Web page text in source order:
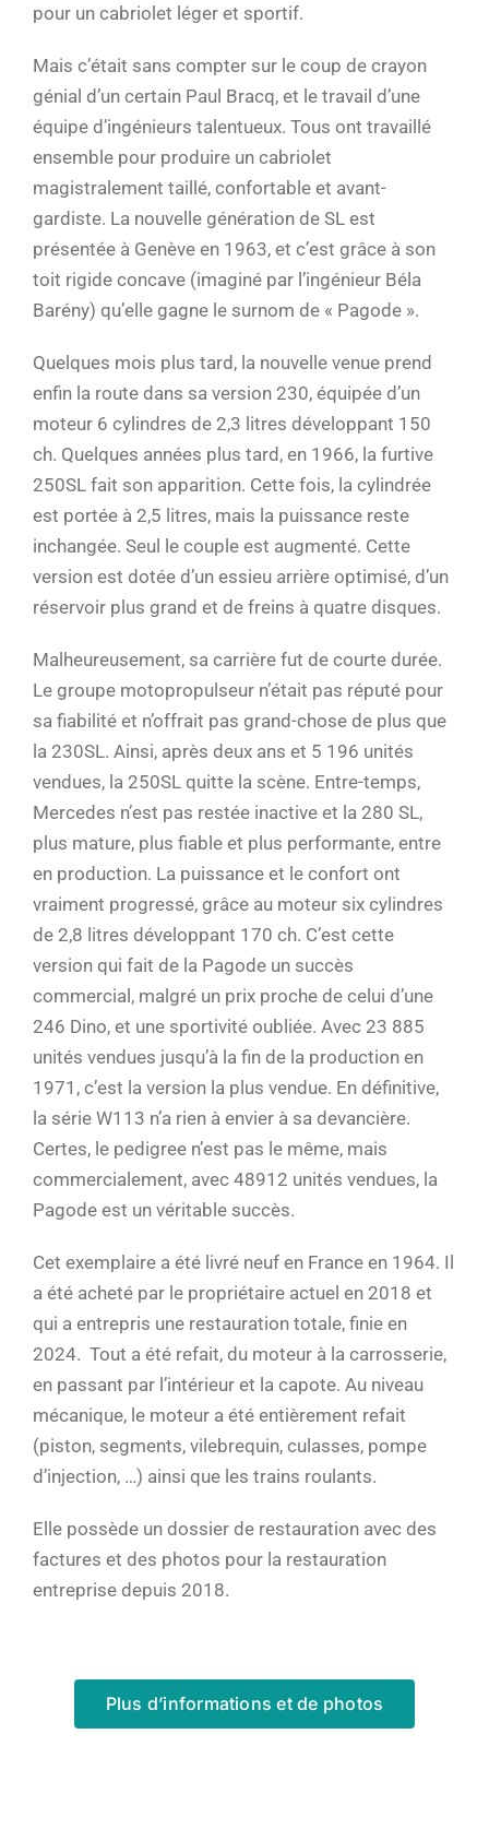
pour un cabriolet léger et sportif.
Mais c’était sans compter sur le coup de crayon
génial d’un certain Paul Bracq, et le travail d’une
équipe d’ingénieurs talentueux. Tous ont travaillé
ensemble pour produire un cabriolet
magistralement taillé, confortable et avant-
gardiste. La nouvelle génération de SL est
présentée à Genève en 1963, et c’est grâce à son
toit rigide concave (imaginé par l’ingénieur Béla
Barény) qu’elle gagne le surnom de « Pagode ».
Quelques mois plus tard, la nouvelle venue prend
enfin la route dans sa version 230, équipée d’un
moteur 6 cylindres de 2,3 litres développant 150
ch. Quelques années plus tard, en 1966, la furtive
250SL fait son apparition. Cette fois, la cylindrée
est portée à 2,5 litres, mais la puissance reste
inchangée. Seul le couple est augmenté. Cette
version est dotée d’un essieu arrière optimisé, d’un
réservoir plus grand et de freins à quatre disques.
Malheureusement, sa carrière fut de courte durée.
Le groupe motopropulseur n’était pas réputé pour
sa fiabilité et n’offrait pas grand-chose de plus que
la 230SL. Ainsi, après deux ans et 5 196 unités
vendues, la 250SL quitte la scène. Entre-temps,
Mercedes n’est pas restée inactive et la 280 SL,
plus mature, plus fiable et plus performante, entre
en production. La puissance et le confort ont
vraiment progressé, grâce au moteur six cylindres
de 2,8 litres développant 170 ch. C’est cette
version qui fait de la Pagode un succès
commercial, malgré un prix proche de celui d’une
246 Dino, et une sportivité oubliée. Avec 23 885
unités vendues jusqu’à la fin de la production en
1971, c’est la version la plus vendue. En définitive,
la série W113 n’a rien à envier à sa devancière.
Certes, le pedigree n’est pas le même, mais
commercialement, avec 48912 unités vendues, la
Pagode est un véritable succès.
Cet exemplaire a été livré neuf en France en 1964. Il
a été acheté par le propriétaire actuel en 2018 et
qui a entrepris une restauration totale, finie en
2024. Tout a été refait, du moteur à la carrosserie,
en passant par l’intérieur et la capote. Au niveau
mécanique, le moteur a été entièrement refait
(piston, segments, vilebrequin, culasses, pompe
d’injection, …) ainsi que les trains roulants.
Elle possède un dossier de restauration avec des
factures et des photos pour la restauration
entreprise depuis 2018.
Plus d’informations et de photos